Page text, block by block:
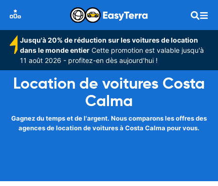
Jusqu'à 20% de réduction sur les voitures de location
dans le monde entier Cette promotion est valable jusqu'à
11 août 2026 - profitez-en dès aujourd'hui !
Location de voitures Costa
Calma
Gagnez du temps et de l'argent. Nous comparons les offres des
agences de location de voitures à Costa Calma pour vous.